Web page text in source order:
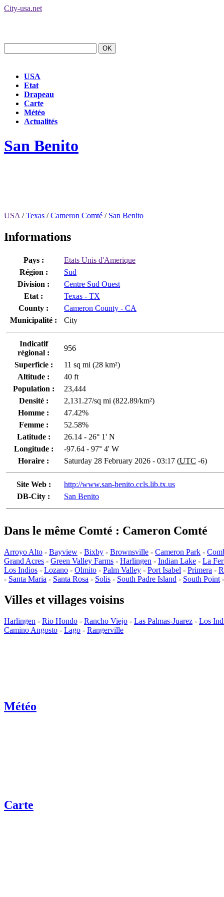
City-usa.net
USA
Etat
Drapeau
Carte
Météo
Actualités
San Benito
USA /Texas /Cameron Comté / San Benito
Informations
Pays :
Etats Unis d'Amerique
Région :
Sud
Division :
Centre Sud Ouest
Etat :
Texas - TX
County :
Cameron County - CA
Municipalité :
City
Indicatif
régional :
956
Superficie :
11 sq mi (28 km²)
Altitude :
40 ft
Population :
23,444
Densité :
2,131.27/sq mi (822.89/km²)
Homme :
47.42%
Femme :
52.58%
Latitude :
26.14 - 26° 1' N
Longitude :
-97.64 - 97° 4' W
Horaire :
Saturday 28 February 2026 - 03:17 (UTC -6)
Site Web :
http://www.san-benito.ccls.lib.tx.us
DB-City :
San Benito
Dans le même Comté : Cameron Comté
Arroyo Alto - Bayview - Bixby - Brownsville - Cameron Park -
Grand Acres - Green Valley Farms - Harlingen - Indian Lake - La
Los Indios - Lozano - Olmito - Palm Valley - Port Isabel - Primera -
- Santa Maria - Santa Rosa - Solis - South Padre Island - South Point
Villes et villages voisins
Harlingen - Rio Hondo - Rancho Viejo - Las Palmas-Juarez - Los
Camino Angosto - Lago - Rangerville
Météo
Carte